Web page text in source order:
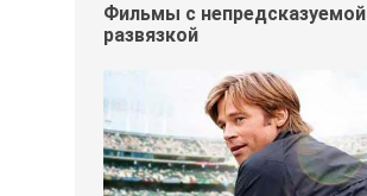
Фильмы с непредсказуемой
развязкой